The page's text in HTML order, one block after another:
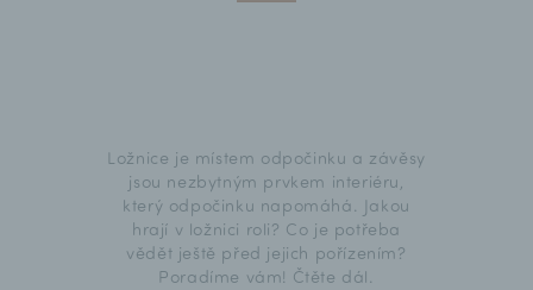
Ložnice je místem odpočinku a závěsy
jsou nezbytným prvkem interiéru,
který odpočinku napomáhá. Jakou
hrají v ložnici roli? Co je potřeba
vědět ještě před jejich pořízením?
Poradíme vám! Čtěte dál.